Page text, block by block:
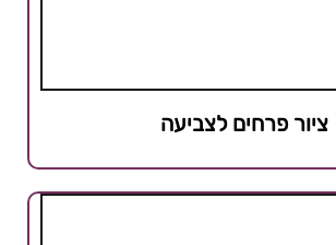
ציור פרחים לצביעה